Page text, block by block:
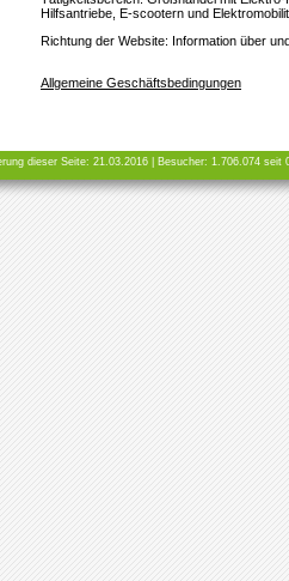
Hilfsantriebe, E-scootern und
Richtung der Website: Information über
Allgemeine Geschäftsbedingungen
dieser Seite: 21.03.2016 | Besucher: 1.706.074 seit